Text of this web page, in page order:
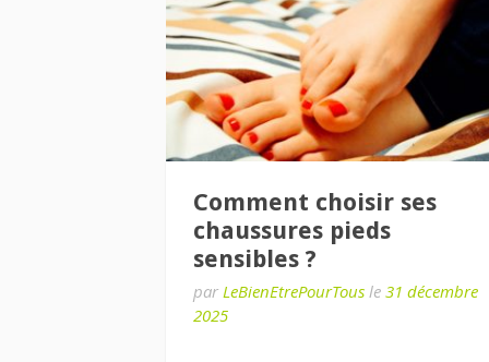
Comment choisir ses
chaussures pieds
sensibles ?
par LeBienEtrePourTous le 31 décembre
2025